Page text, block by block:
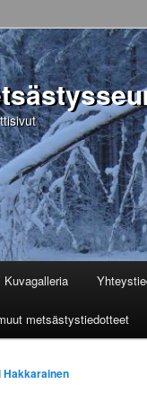
Kuvagalleria
metsästystiedotteet
Hakkarainen